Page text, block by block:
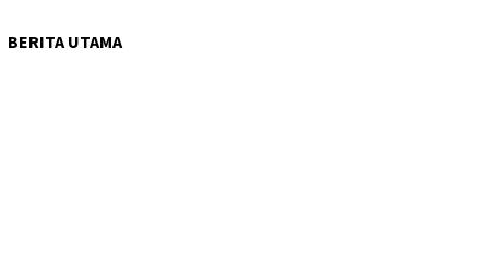
BERITA UTAMA